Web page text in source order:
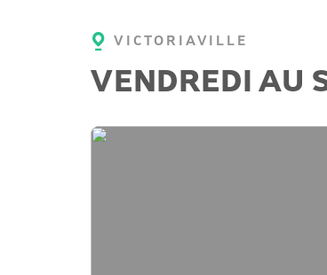
VICTORIAVILLE
VENDREDI AU